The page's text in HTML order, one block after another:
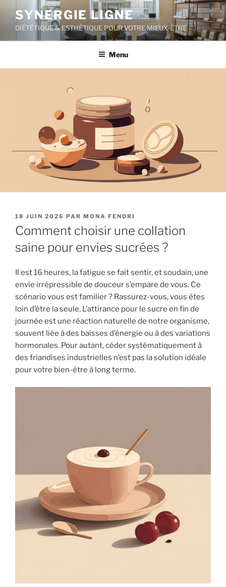
contenu
principal
SYNERGIE LIGNE
DIÉTÉTIQUE & ESTHÉTIQUE POUR VOTRE MIEUX-ÊTRE
Menu
PUBLIÉ
LE
18 JUIN 2026 PAR MONA FENDRI
Comment choisir une collation
saine pour envies sucrées ?
Il est 16 heures, la fatigue se fait sentir, et soudain, une
envie irrépressible de douceur s’empare de vous. Ce
scénario vous est familier ? Rassurez-vous, vous êtes
loin d’être la seule. L’attirance pour le sucre en fin de
journée est une réaction naturelle de notre organisme,
souvent liée à des baisses d’énergie ou à des variations
hormonales. Pour autant, céder systématiquement à
des friandises industrielles n’est pas la solution idéale
pour votre bien-être à long terme.